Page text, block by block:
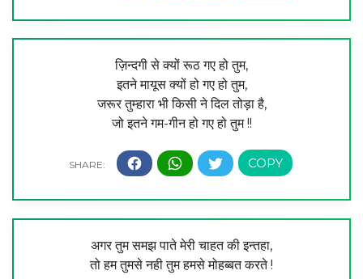
ज़िन्दगी से क्यों रूठ गए हो तुम,
इतने मायूस क्यों हो गए हो तुम,
जरूर तुम्हारा भी किसी ने दिल तोड़ा है,
जो इतने गम-गीन हो गए हो तुम !!
अगर तुम समझ पाते मेरी चाहत की इन्तहा,
तो हम तुमसे नही तुम हमसे मोहब्बत करते !